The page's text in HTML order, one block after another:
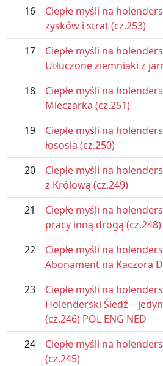
16
Ciepłe myśli na
zysków i strat (cz.253)
17
Ciepłe myśli na
Utłuczone ziemniaki z
18
Ciepłe myśli na
Mleczarka (cz.251)
19
Ciepłe myśli na
łososia (cz.250)
20
Ciepłe myśli na
z Królową (cz.249)
21
Ciepłe myśli na
pracy inną drogą (cz.248)
22
Ciepłe myśli na
Abonament na Kaczora
23
Ciepłe myśli na
Holenderski Śledź –
(cz.246) POL ENG NED
24
Ciepłe myśli na
(cz.245)